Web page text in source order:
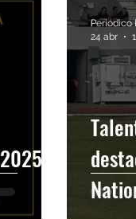
Rincón Creativo
e-blast
Libertad con
Pa' La CoSIna
Periódico
24 abr